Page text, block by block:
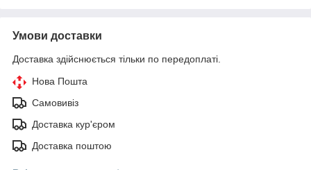
Умови доставки
Доставка здійснюється тільки по передоплаті.
Нова Пошта
Самовивіз
Доставка кур'єром
Доставка поштою